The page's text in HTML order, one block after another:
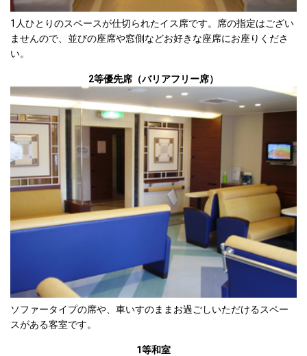
1人ひとりのスペースが仕切られたイス席です。席の指定はござい
ませんので、並びの座席や窓側などお好きな座席にお座りくださ
い。
2等優先席（バリアフリー席）
ソファータイプの席や、車いすのままお過ごしいただけるスペー
スがある客室です。
1等和室